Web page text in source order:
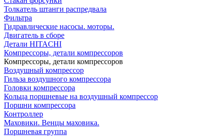
Толкатель штанги распредвала
Фильтра
Гидравлические насосы. моторы.
Двигатель в сборе
Детали HITACHI
Компрессоры, детали компрессоров
Компрессоры, детали компрессоров
Воздушный компрессор
Гильза воздушного компрессора
Головки компрессора
Кольца поршневые на воздушный компрессор
Поршни компрессора
Контроллер
Маховики. Венцы маховика.
Поршневая группа